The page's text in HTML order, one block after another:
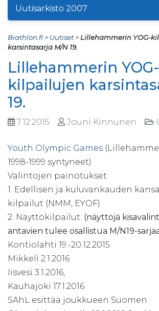
Uutisarkisto 2007
Biathlon.fi> Uutiset> Lillehammerin YOG-
karsintasarja M/N 19.
Lillehammerin YOG-
kilpailujen
19.
7.12.2015 Jouni Kinnunen
Youth Olympic Games (Lillehammer
1998-1999 syntyneet)
Valintojen painotukset:
1. Edellisen ja kuluvankauden
kilpailut (NMM, EYOF)
2. Näyttökilpailut: (näyttöjä
antavien tulee osallistua M/N19-
Kontiolahti 19.-20.12.2015
Mikkeli 2.1.2016
Iisvesi 3.1.2016,
Kauhajoki 17.1.2016
SAhL esittää joukkueen Suomen